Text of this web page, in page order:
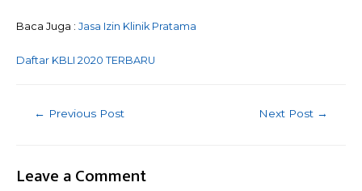
Baca Juga : Jasa Izin Klinik Pratama
Daftar KBLI 2020 TERBARU
Post
← Previous Post Next Post →
Leave a Comment